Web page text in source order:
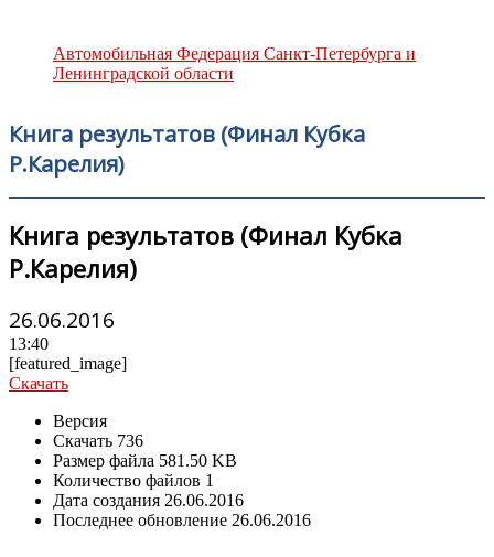
Автомобильная Федерация Санкт-Петербурга и
Ленинградской области
Книга результатов (Финал Кубка
Р.Карелия)
Книга результатов (Финал Кубка
Р.Карелия)
26.06.2016
13:40
[featured_image]
Скачать
Версия
Скачать 736
Размер файла 581.50 KB
Количество файлов 1
Дата создания 26.06.2016
Последнее обновление 26.06.2016